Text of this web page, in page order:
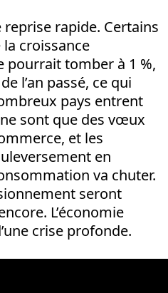
reprise rapide. Certains
croissance
pourrait tomber à 1 %,
l’an passé, ce qui
pays entrent
sont que des vœux
et les
en
va chuter.
seront
L’économie
crise profonde.